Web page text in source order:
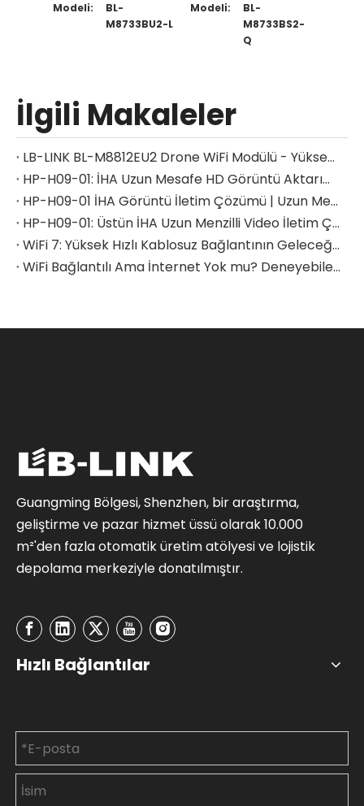
Modeli:
BL-
M8733BU2-L
Modeli:
BL-
M8733BS2-
Q
İlgili Makaleler
LB-LINK BL-M8812EU2 Drone WiFi Modülü - Yüksek Uyumluluk ve Kararlı İletişim Çekirdeği
HP-H09-01: İHA Uzun Mesafe HD Görüntü Aktarımını Yeniden Tanımlayın
HP-H09-01 İHA Görüntü İletim Çözümü | Uzun Mesafe ve Stabilite Sorunlarını Çözün
HP-H09-01: Üstün İHA Uzun Menzilli Video İletim Çözümü
WiFi 7: Yüksek Hızlı Kablosuz Bağlantının Geleceğini Yeniden Şekillendirmek
WiFi Bağlantılı Ama İnternet Yok mu? Deneyebileceğiniz Kolay Çözümler
Guangming Bölgesi, Shenzhen, bir araştırma,
geliştirme ve pazar hizmet üssü olarak 10.000
m²'den fazla otomatik üretim atölyesi ve lojistik
depolama merkeziyle donatılmıştır.
Hızlı Bağlantılar